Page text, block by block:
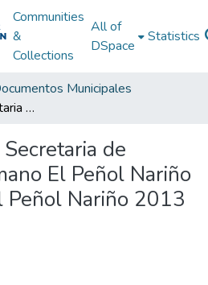
Communities
&
Collections
All of
DSpace
Statistics
Municipales
Plan de Acción Secretaria de Desarrollo Humano El Peñol Nariño 2013: PADH El Peñol Nariño 2013
de
El Peñol Nariño
Peñol Nariño 2013